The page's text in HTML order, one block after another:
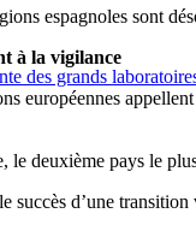
espagnoles sont
des grands
à la vigilance
européennes
le deuxième pays le
succès d’une